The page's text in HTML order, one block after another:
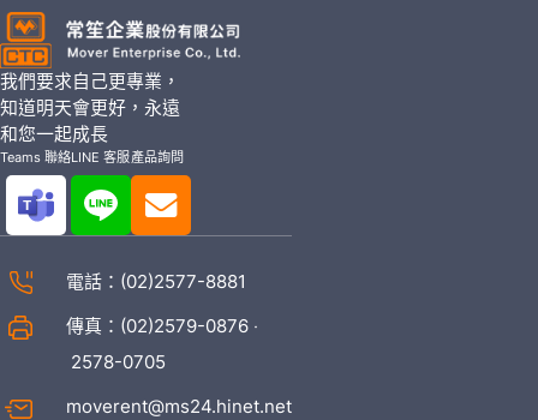
我們要求自己更專業，
知道明天會更好，永遠
和您一起成長
Teams 聯絡LINE 客服產品詢問
電話： (02)2577-8881
傳真：(02)2579-0876 ‧
2578-0705
moverent@ms24.hinet.net